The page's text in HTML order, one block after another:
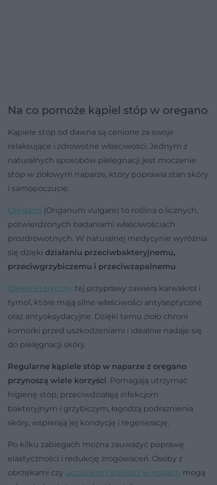
Na co pomoże kąpiel stóp w oregano
Kąpiele stóp od dawna są cenione za swoje
relaksujące i zdrowotne właściwości. Jednym z
naturalnych sposobów pielęgnacji jest moczenie
stóp w ziołowym naparze, który poprawia stan skóry
i samopoczucie.
Oregano (Origanum vulgare) to roślina o licznych,
potwierdzonych badaniami właściwościach
prozdrowotnych. W naturalnej medycynie wyróżnia
się dzięki działaniu przeciwbakteryjnemu,
przeciwgrzybiczemu i przeciwzapalnemu.
Olejek eteryczny tej przyprawy zawiera karwakrol i
tymol, które mają silne właściwości antyseptyczne
oraz antyoksydacyjne. Dzięki temu zioło chroni
komórki przed uszkodzeniami i idealnie nadaje się
do pielęgnacji skóry.
Regularne kąpiele stóp w naparze z oregano
przynoszą wiele korzyści. Pomagają utrzymać
higienę stóp, przeciwdziałają infekcjom
bakteryjnym i grzybiczym, łagodzą podrażnienia
skóry, wspierają jej kondycję i regenerację.
Po kilku zabiegach można zauważyć poprawę
elastyczności i redukcję zrogowaceń. Osoby z
obrzękami czy uczuciem ciężkości w nogach mogą